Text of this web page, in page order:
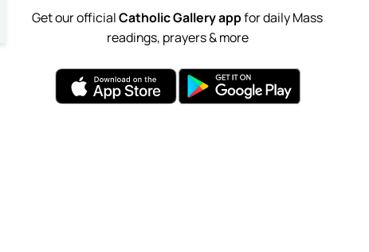
Get our officialCatholic Gallery appfor daily Mass
readings, prayers & more